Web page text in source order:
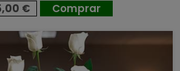
€ Comprar